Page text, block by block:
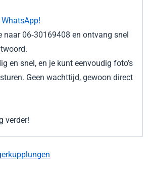
naar 06‑30169408 en ontvang snel
en snel, en je kunt eenvoudig foto’s
Geen wachttijd, gewoon direct
verder!